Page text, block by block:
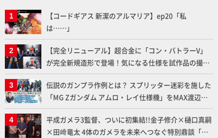
【コードギアス 新潔のアルマリア】ep20「私
は……」
【完全リニューアル】超合金に「コン・バトラーV」
が完全新規造形で登場！気になる仕様を試作品の撮り
下ろしでご紹介!!さらに「大鉄人17」＆「ワンエイ
ト」セット情報もお届け！【超合金の魂】
伝説のガンプラ作例とは？ スプリッター迷彩を施した
「MG Zガンダム アムロ・レイ仕様機」をMAX渡辺が
ふたたび塗る!!【試し読み】
平成ガメラ3監督、ついに初集結!!金子修介×樋口真嗣
×田﨑竜太 4体のガメラを未来へつなぐ特別鼎談「ガ